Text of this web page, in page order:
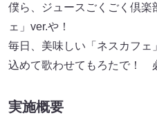
僕ら、ジュースごくごく倶楽
ェ」ver.や！
毎日、美味しい「ネスカフ
込めて歌わせてもろたで！
実施概要